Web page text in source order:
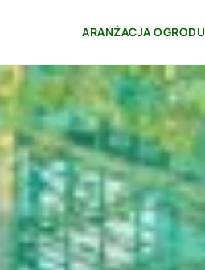
ARANŻACJA OGRODU